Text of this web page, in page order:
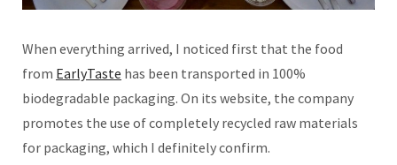
When everything arrived, I noticed first that the food
from EarlyTaste has been transported in 100%
biodegradable packaging. On its website, the company
promotes the use of completely recycled raw materials
for packaging, which I definitely confirm.